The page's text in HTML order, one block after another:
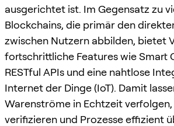
ausgerichtet ist. Im Gegensatz zu
Blockchains, die primär den
zwischen Nutzern abbilden, bietet
fortschrittliche Features wie Smart
RESTful APIs und eine nahtlose
Internet der Dinge (IoT). Damit
Warenströme in Echtzeit
verifizieren und Prozesse effizient